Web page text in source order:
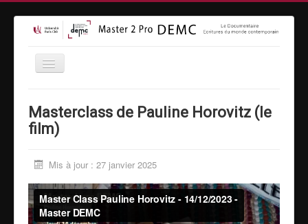
Formation
Equipe
Vidéothèque
MasterClass
Masterclass de Pauline Horovitz (le
film)
Mis à jour : 27 janvier 2025